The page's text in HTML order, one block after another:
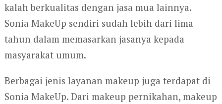
kalah berkualitas dengan jasa mua lainnya.
Sonia MakeUp sendiri sudah lebih dari lima
tahun dalam memasarkan jasanya kepada
masyarakat umum.
Berbagai jenis layanan makeup juga terdapat di
Sonia MakeUp. Dari makeup pernikahan, makeup